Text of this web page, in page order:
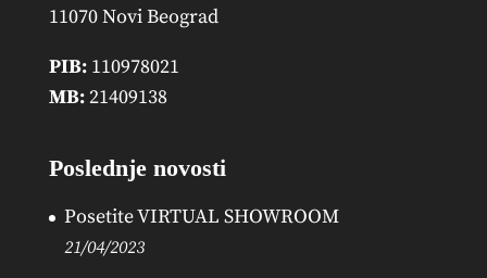
11070 Novi Beograd
PIB:110978021
MB:21409138
Poslednje novosti
Posetite VIRTUAL SHOWROOM
21/04/2023